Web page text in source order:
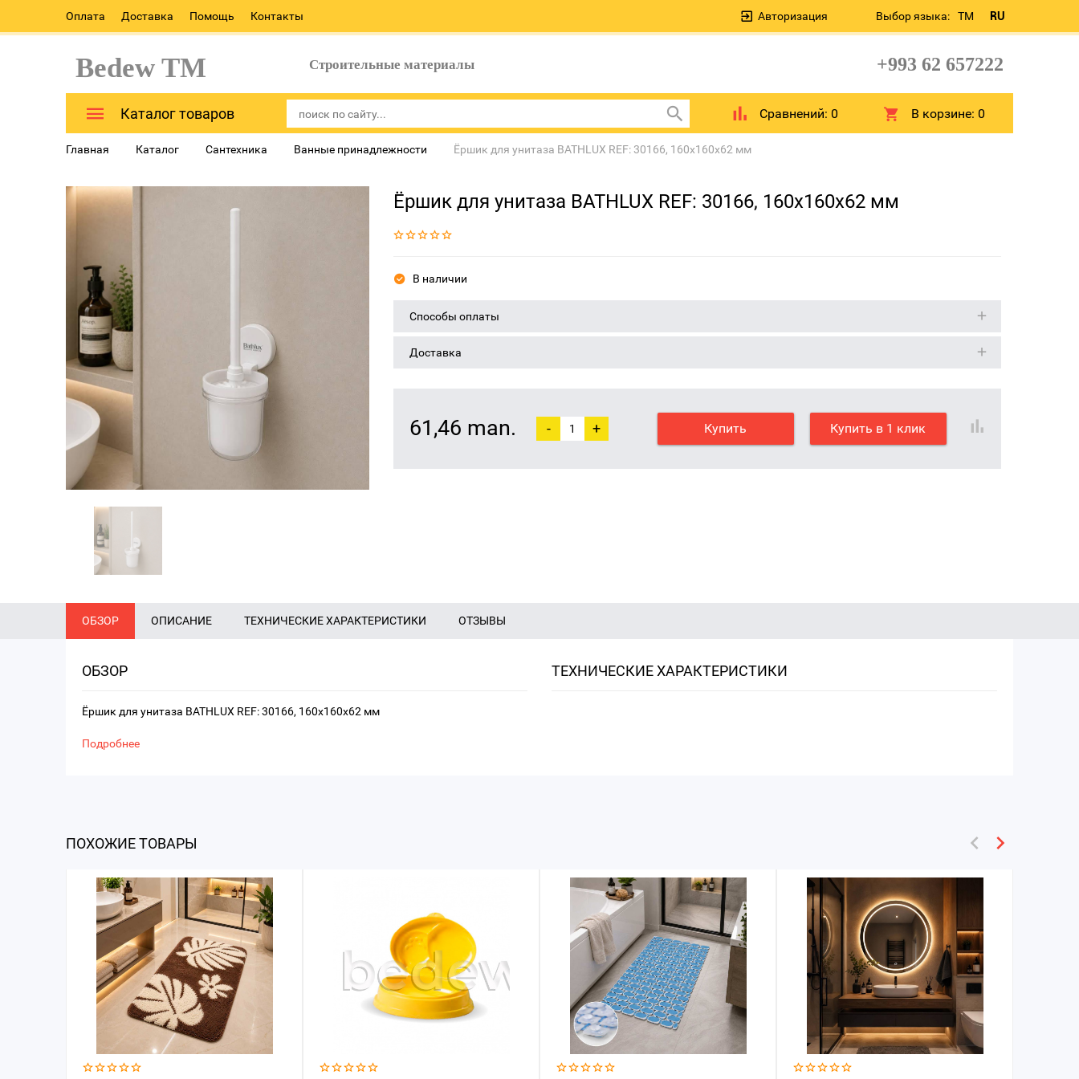
Оплата Доставка Помощь Контакты Выбор языка: TM RU
Авторизация
Bedew TM Строительные материалы +993 62 657222
Каталог товаров Сравнений: 0 В корзине:0
Главная Каталог Сантехника Ванные принадлежности Ёршик для унитаза BATHLUX REF: 30166, 160x160x62 мм
Ёршик для унитаза BATHLUX REF: 30166, 160x160x62 мм
В наличии
Способы оплаты
Доставка
61,46 man. - + Купить Купить в 1 клик
ОБЗОР ОПИСАНИЕ ТЕХНИЧЕСКИЕ ХАРАКТЕРИСТИКИ ОТЗЫВЫ
ОБЗОР
Ёршик для унитаза BATHLUX REF: 30166, 160x160x62 мм
Подробнее
ТЕХНИЧЕСКИЕ ХАРАКТЕРИСТИКИ
ПОХОЖИЕ ТОВАРЫ